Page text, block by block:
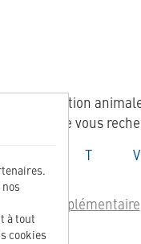
l'alimentation
que vous
GlossaireGlossaire
T V
Aliment complémentaire
à tout
cookies